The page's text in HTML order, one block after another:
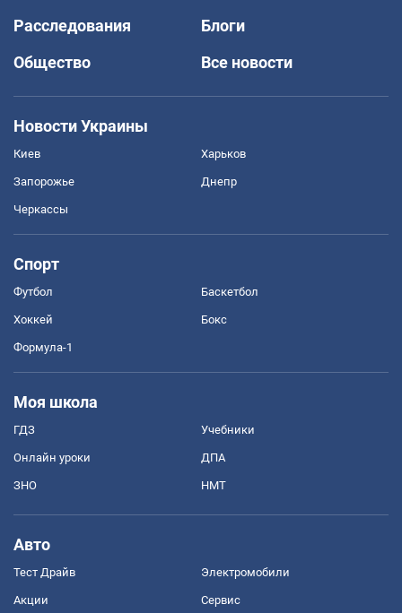
Расследования
Блоги
Общество
Все новости
Новости Украины
Киев Харьков
Запорожье Днепр
Черкассы
Спорт
Футбол Баскетбол
Хоккей Бокс
Формула-1
Моя школа
ГДЗ Учебники
Онлайн уроки ДПА
ЗНО НМТ
Авто
Тест Драйв Электромобили
Акции Сервис